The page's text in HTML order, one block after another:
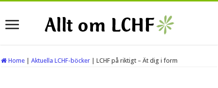
Home Aktuella LCHF-böcker LCHF på riktigt – Ät dig i form